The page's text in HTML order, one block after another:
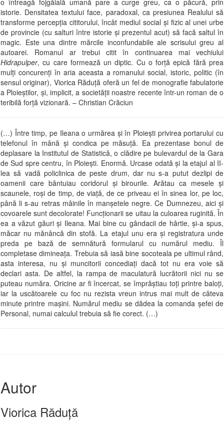
o întreagă fojgăială umană pare a curge greu, ca o păcură, prin
istorie. Densitatea textului face, paradoxal, ca presiunea Realului să
transforme percepția cititorului, încât mediul social și fizic al unei urbe
de provincie (cu salturi între istorie și prezentul acut) să facă saltul în
magic. Este una dintre mărcile inconfundabile ale scrisului greu al
autoarei. Romanul ar trebui citit în continuarea mai vechiului
Hidrapulper, cu care formează un diptic. Cu o forță epică fără prea
mulți concurenți în aria aceasta a romanului social, istoric, politic (în
sensul originar), Viorica Răduță oferă un fel de monografie fabulatorie
a Ploieștilor, și, implicit, a societății noastre recente într-un roman de o
teribilă forță vizionară. – Christian Crăciun
(…) Între timp, pe Ileana o urmărea şi în Ploieşti privirea portarului cu
telefonul în mână şi condica pe măsuţă. Ea prezentase bonul de
deplasare la Institutul de Statistică, o clădire pe bulevardul de la Gara
de Sud spre centru, în Ploieşti. Enormă. Urcase odată şi la etajul al II-
lea să vadă policlinica de peste drum, dar nu s-a putut dezlipi de
oamenii care bântuiau coridorul şi birourile. Arătau ca mesele şi
scaunele, roşi de timp, de viaţă, de ce priveau ei în sinea lor, pe loc,
până li s-au retras mâinile în manşetele negre. Ce Dumnezeu, aici şi
covoarele sunt decolorate! Funcţionarii se uitau la culoarea ruginită. În
ea a văzut găuri şi Ileana. Mai bine cu gândacii de hârtie, şi-a spus,
măcar nu mănâncă din stofă. La etajul unu era şi registratura unde
preda pe bază de semnătură formularul cu numărul mediu. Îl
completase dimineaţa. Trebuia să iasă bine socoteala pe ultimul rând,
asta interesa, nu şi muncitorii concediaţi dacă tot nu era voie să
declari asta. De altfel, la rampa de maculatură lucrătorii nici nu se
puteau număra. Oricine ar fi încercat, se împrăştiau toţi printre baloţi,
iar la uscătoarele cu foc nu rezista vreun intrus mai mult de câteva
minute printre maşini. Numărul mediu se dădea la comanda şefei de
Personal, numai calculul trebuia să fie corect. (…)
Autor
Viorica Răduță